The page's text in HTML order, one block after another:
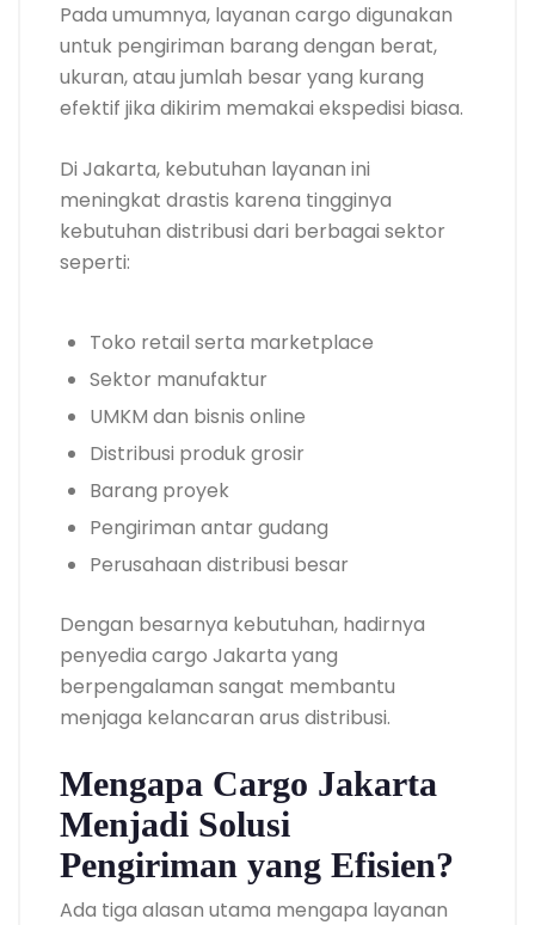
Pada umumnya, layanan cargo digunakan
untuk pengiriman barang dengan berat,
ukuran, atau jumlah besar yang kurang
efektif jika dikirim memakai ekspedisi biasa.
Di Jakarta, kebutuhan layanan ini
meningkat drastis karena tingginya
kebutuhan distribusi dari berbagai sektor
seperti:
Toko retail serta marketplace
Sektor manufaktur
UMKM dan bisnis online
Distribusi produk grosir
Barang proyek
Pengiriman antar gudang
Perusahaan distribusi besar
Dengan besarnya kebutuhan, hadirnya
penyedia cargo Jakarta yang
berpengalaman sangat membantu
menjaga kelancaran arus distribusi.
Mengapa Cargo Jakarta
Menjadi Solusi
Pengiriman yang Efisien?
Ada tiga alasan utama mengapa layanan